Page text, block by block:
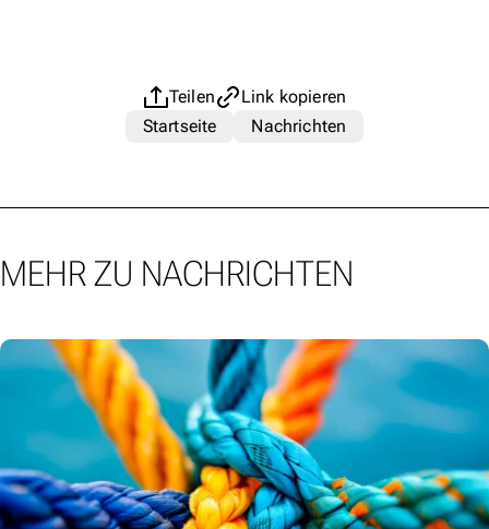
Teilen
Link kopieren
Startseite
Nachrichten
MEHR ZU NACHRICHTEN